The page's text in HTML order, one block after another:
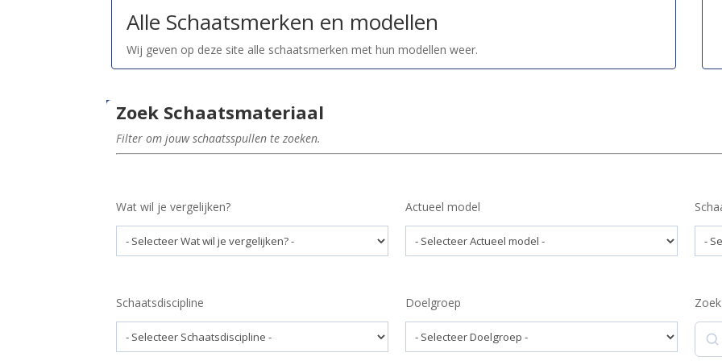
Alle Schaatsmerken en modellen
Wij geven op deze site alle schaatsmerken met hun modellen weer.
Zoek Schaatsmateriaal
Filter om jouw schaatsspullen te zoeken.
Wat wil je vergelijken? Actueel model
Schaatsdiscipline Doelgroep
Zoek
Zoek